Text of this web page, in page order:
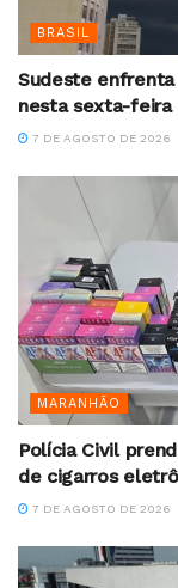
BRASIL
Sudeste
nesta sexta-feira
7 DE AGOSTO DE 2026
MARANHÃO
Polícia Civil
de cigarros
7 DE AGOSTO DE 2026